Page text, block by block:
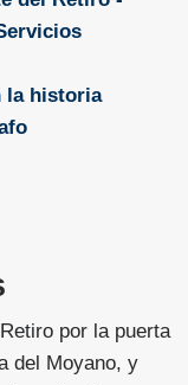
por la puerta
del Moyano, y